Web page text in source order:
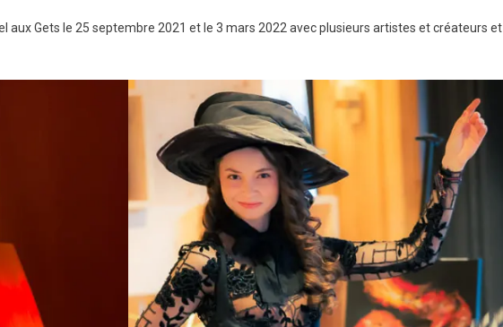
aux Gets le 25 septembre 2021 et le 3 mars 2022 avec plusieurs artistes et créateurs